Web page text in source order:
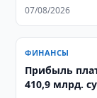
07/08/2026
ФИНАНСЫ
Прибыль
410,9 млрд.